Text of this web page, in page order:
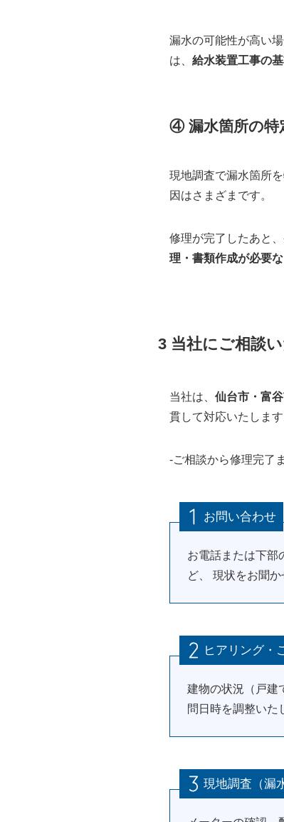
漏水の可能性が高い場
は、 給水装置工事の
④ 漏水箇所の特
現地調査で漏水箇所
因はさまざまです。
修理が完了したあと
理・書類作成が必要
3 当社にご相談
当社は、 仙台市・富
貫して対応いたします
-ご相談から修理完了
お問い合わせ
お電話または下部
ど、 現状をお聞か
ヒアリング・
建物の状況（戸建
問日時を調整いた
現地調査（漏